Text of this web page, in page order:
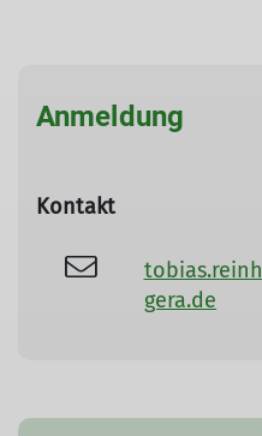
Anmeldung
Kontakt
gera.de